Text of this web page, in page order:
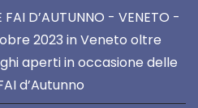
FAI D’AUTUNNO - VENETO -
2023 in Veneto oltre
aperti in occasione delle
d’Autunno